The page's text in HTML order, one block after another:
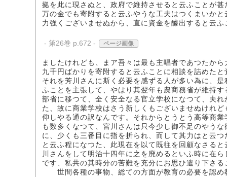
拠を此に現さぬと、政府で維持させると云ふことが
万の金でも寄附すると云ふやうな工夫はつくまいか
力強くございませぬから、直に資金を醵出すると云ふ
- 第26巻 p.672 - ページ画像
ましたけれども、まア吾々は最も主唱者であつたか
九千円ばかりを寄附すると云ふことに相談を詰めた
それを芳川さんに斯く必要を感ずる人が多い為に、
ふことを主張して、やはり其翌年も農商務省が維持
部省に移つて、全く安全なる官立学校になつて、夫
た、故に商業学校はさう新しくもございませぬけれ
仰しやる通の訳なんです。それからとうとう高等商
も数多くなつて、宮川さんは只今少し御不足のやう
に、少くも三番目に指を折られ、而して其力はと云
と云ふ程になつた、此現在を以て既往を回顧なさる
川さんをして明治十四年に之を廃めるといふ時に在
です、私共の其時分の苦難を充分にお思ひ遣り下さ
世間各種の事物、総ての方面が教育の必要を認め